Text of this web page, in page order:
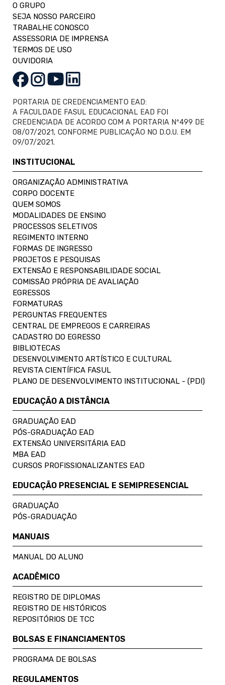
O GRUPO
SEJA NOSSO PARCEIRO
TRABALHE CONOSCO
ASSESSORIA DE IMPRENSA
TERMOS DE USO
OUVIDORIA
PORTARIA DE CREDENCIAMENTO EAD:
A FACULDADE FASUL EDUCACIONAL EAD FOI
CREDENCIADA DE ACORDO COM A PORTARIA Nº499 DE
08/07/2021, CONFORME PUBLICAÇÃO NO D.O.U. EM
09/07/2021.
INSTITUCIONAL
ORGANIZAÇÃO ADMINISTRATIVA
CORPO DOCENTE
QUEM SOMOS
MODALIDADES DE ENSINO
PROCESSOS SELETIVOS
REGIMENTO INTERNO
FORMAS DE INGRESSO
PROJETOS E PESQUISAS
EXTENSÃO E RESPONSABILIDADE SOCIAL
COMISSÃO PRÓPRIA DE AVALIAÇÃO
EGRESSOS
FORMATURAS
PERGUNTAS FREQUENTES
CENTRAL DE EMPREGOS E CARREIRAS
CADASTRO DO EGRESSO
BIBLIOTECAS
DESENVOLVIMENTO ARTÍSTICO E CULTURAL
REVISTA CIENTÍFICA FASUL
PLANO DE DESENVOLVIMENTO INSTITUCIONAL - (PDI)
EDUCAÇÃO A DISTÂNCIA
GRADUAÇÃO EAD
PÓS-GRADUAÇÃO EAD
EXTENSÃO UNIVERSITÁRIA EAD
MBA EAD
CURSOS PROFISSIONALIZANTES EAD
EDUCAÇÃO PRESENCIAL E SEMIPRESENCIAL
GRADUAÇÃO
PÓS-GRADUAÇÃO
MANUAIS
MANUAL DO ALUNO
ACADÊMICO
REGISTRO DE DIPLOMAS
REGISTRO DE HISTÓRICOS
REPOSITÓRIOS DE TCC
BOLSAS E FINANCIAMENTOS
PROGRAMA DE BOLSAS
REGULAMENTOS